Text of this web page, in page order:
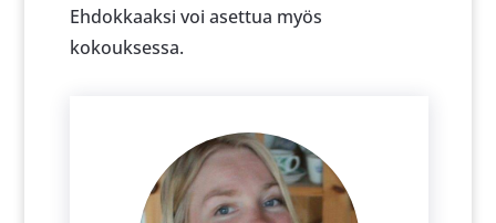
Ehdokkaaksi voi asettua myös
kokouksessa.